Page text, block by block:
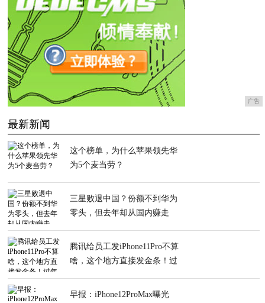
广告
最新新闻
这个榜单，为什么苹果领先华
为5个麦当劳？
三星败退中国？份额不到华为
零头，但去年却从国内赚走
腾讯给员工发iPhone11Pro不算
啥，这个地方直接发金条！过
早报：iPhone12ProMax曝光